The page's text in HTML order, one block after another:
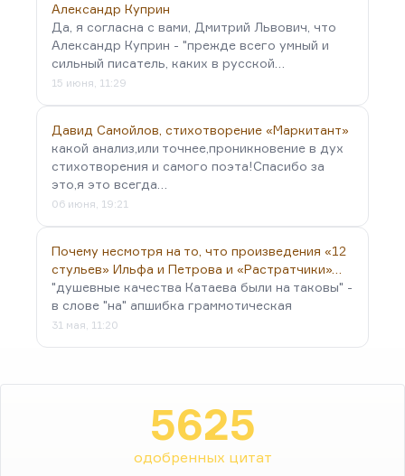
Александр Куприн
Да, я согласна с вами, Дмитрий Львович, что
Александр Куприн - "прежде всего умный и
сильный писатель, каких в русской…
15 июня, 11:29
Давид Самойлов, стихотворение «Маркитант»
какой анализ,или точнее,проникновение в дух
стихотворения и самого поэта!Спасибо за
это,я это всегда…
06 июня, 19:21
Почему несмотря на то, что произведения «12
стульев» Ильфа и Петрова и «Растратчики»…
"душевные качества Катаева были на таковы" -
в слове "на" апшибка граммотическая
31 мая, 11:20
5625
одобренных цитат